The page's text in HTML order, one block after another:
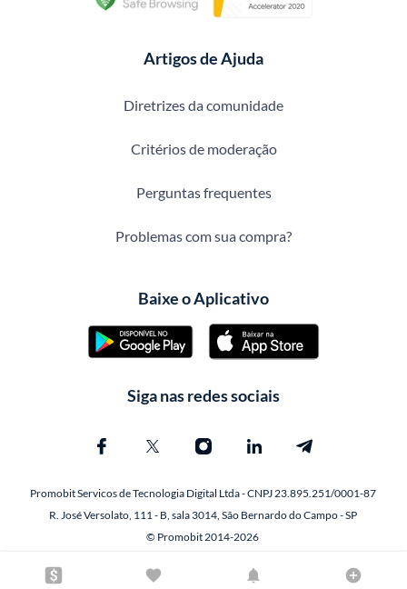
Artigos de Ajuda
Diretrizes da comunidade
Critérios de moderação
Perguntas frequentes
Problemas com sua compra?
Baixe o Aplicativo
Siga nas redes sociais
Promobit Servicos de Tecnologia Digital Ltda - CNPJ 23.895.251/0001-87
R. José Versolato, 111 - B, sala 3014, São Bernardo do Campo - SP
© Promobit 2014-2026